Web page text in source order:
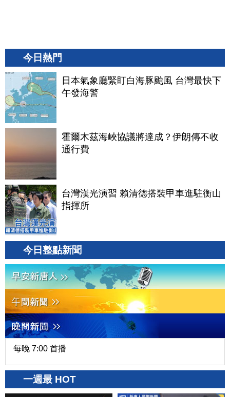
今日熱門
日本氣象廳緊盯白海豚颱風 台灣最快下
午發海警
霍爾木茲海峽協議將達成？伊朗傳不收
通行費
台灣漢光演習 賴清德搭裝甲車進駐衡山
指揮所
今日整點新聞
每晚 7:00 首播
一週最 HOT